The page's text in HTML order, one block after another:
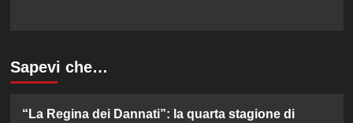
Sapevi che…
“La Regina dei Dannati”: la quarta stagione di